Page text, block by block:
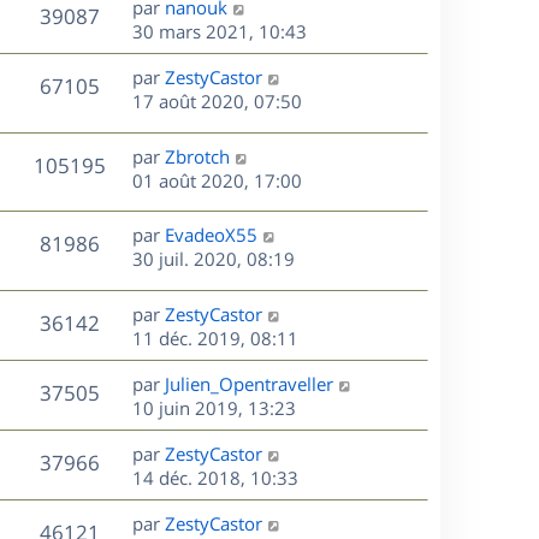
e
s
a
e
m
e
s
a
g
e
i
e
r
m
s
a
g
e
39087V
u
D
e
r
n
i
r
m
s
a
g
e
par nanouk
30 mars 2021, 10:43
67105V
u
e
s
D
e
i
e
r
m
e
s
s
a
g
e
par ZestyCastor
17 août 2020, 07:50
105195V
u
s
D
e
n
i
r
m
e
s
a
e
par Zbrotch
01 août 2020, 17:00
81986V
u
e
D
e
n
i
e
r
m
e
s
s
a
g
par EvadeoX55
30 juil. 2020, 08:19
36142V
u
D
e
r
n
i
e
r
m
e
s
par ZestyCastor
11 déc. 2019, 08:11
37505V
u
e
D
e
r
n
i
e
r
par Julien_Opentraveller
10 juin 2019, 13:23
37966V
u
D
e
r
n
par ZestyCastor
14 déc. 2018, 10:33
46121
D
par ZestyCastor